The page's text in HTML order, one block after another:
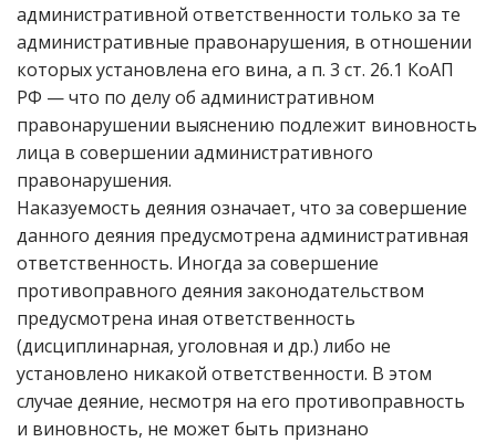
административной ответственности только за те
административные правонарушения, в отношении
которых установлена его вина, а п. 3 ст. 26.1 КоАП
РФ — что по делу об административном
правонарушении выяснению подлежит виновность
лица в совершении административного
правонарушения.
Наказуемость деяния означает, что за совершение
данного деяния предусмотрена административная
ответственность. Иногда за совершение
противоправного деяния законодательством
предусмотрена иная ответственность
(дисциплинарная, уголовная и др.) либо не
установлено никакой ответственности. В этом
случае деяние, несмотря на его противоправность
и виновность, не может быть признано